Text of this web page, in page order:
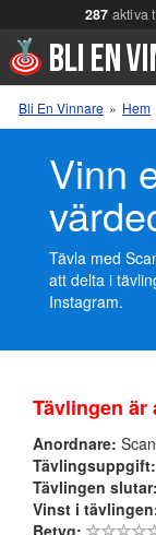
287 aktiva
Bli En Vinnare » Hem
Vinn
Tävla med
att delta i
Instagram.
Tävlingen är
Anordnare: Scan
Tävlingsuppgift:
Tävlingen slutar:
Vinst i
Betyg: